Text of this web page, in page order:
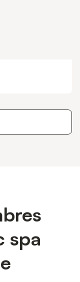
spa